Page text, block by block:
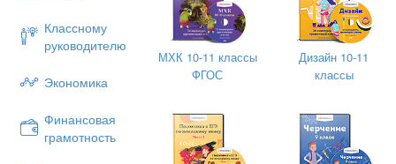
Классному
руководителю
Экономика
Финансовая
грамотность
Леонардо да Винчи (1452-1515)
МХК 10-11 классы
ФГОС
Дизайн 10-11
классы